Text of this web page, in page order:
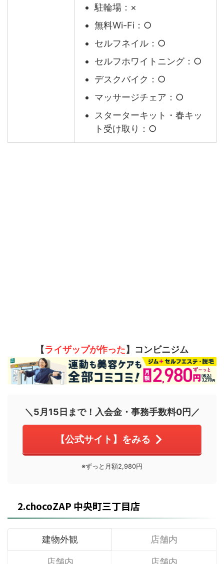
駐輪場：×
無料Wi-Fi：○
セルフネイル：○
セルフホワイトニング：○
デスクバイク：○
マッサージチェア：○
スターターキット・春キッ
ト受け取り：○
【ライザップが作った】コンビニジム
＼5月15日まで！入会金・事務手数料0円／
【公式サイト】をみる
※ずっと月額2,980円
2.chocoZAP 中央町三丁目店
建物外観 店舗内
店舗内 店舗内